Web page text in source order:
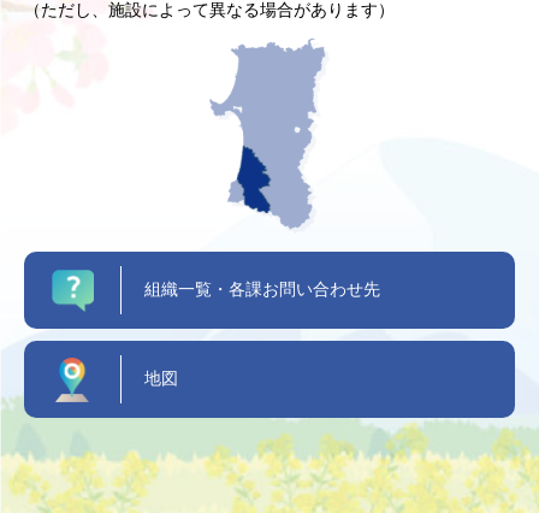
（ただし、施設によって異なる場合があります）
組織一覧・各課お問い合わせ先
地図